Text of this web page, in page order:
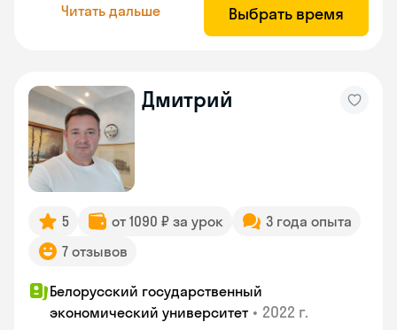
Читать дальше Выбрать время
Дмитрий
5 от 1090 ₽ за урок
3 года опыта
7 отзывов
Белорусский государственный
экономический университет • 2022 г.